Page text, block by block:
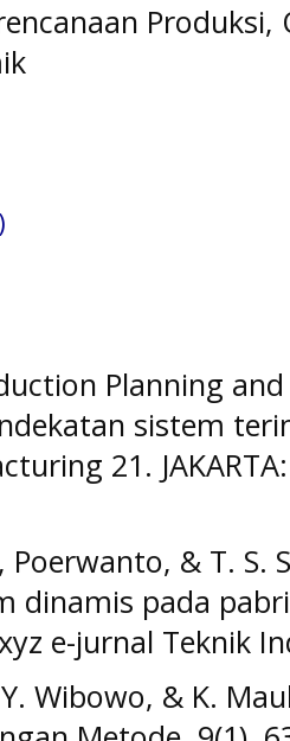
Planning
sistem
21.
Poerwanto, & T. S.
dinamis pada
e-jurnal Teknik
Wibowo, & K.